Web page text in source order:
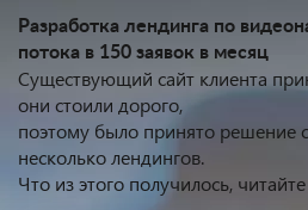
Разработка лендинга по
потока в 150 заявок в месяц
Существующий сайт клиента
они стоили дорого,
поэтому было принято решение
несколько лендингов.
Что из этого получилось,